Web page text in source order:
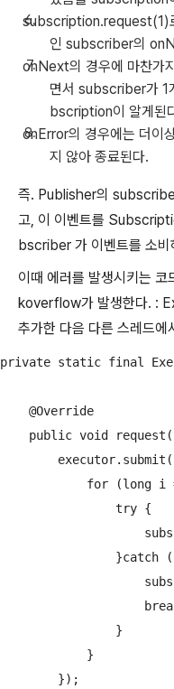
subscription.request(1)
인 subscriber의
onNext의 경우에 마찬가
면서 subscriber가 1
bscription이 알게된
onError의 경우에는 더
지 않아 종료된다.
즉. Publisher의 subscribe
고, 이 이벤트를
bscriber 가 이벤트를 소비
이때 에러를 발생시키는
koverflow가 발생한다. :
추가한 다음 다른 스레드
private static final
    @Override
public void
for (long i
                try {
}catch
                }
            }
        });